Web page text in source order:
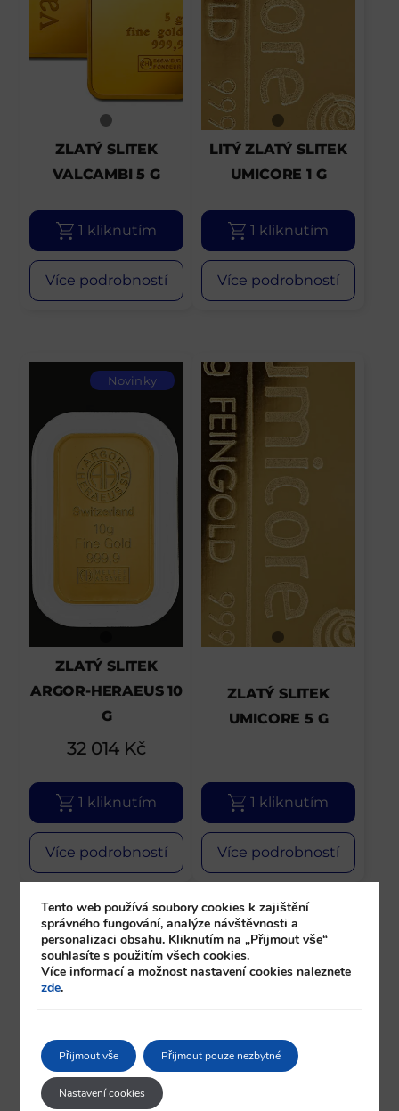
ZLATÝ SLITEK
VALCAMBI 5 G
1 kliknutím
Více podrobností
LITÝ ZLATÝ SLITEK
UMICORE 1 G
1 kliknutím
Více podrobností
Novinky
ZLATÝ SLITEK
ARGOR-HERAEUS 10
G
32 014 Kč
1 kliknutím
Více podrobností
ZLATÝ SLITEK
UMICORE 5 G
1 kliknutím
Více podrobností
Tento web používá soubory cookies k zajištění
správného fungování, analýze návštěvnosti a
personalizaci obsahu. Kliknutím na „Přijmout vše“
souhlasíte s použitím všech cookies.
Více informací a možnost nastavení cookies naleznete
zde.
Přijmout vše Přijmout pouze nezbytné
Nastavení cookies